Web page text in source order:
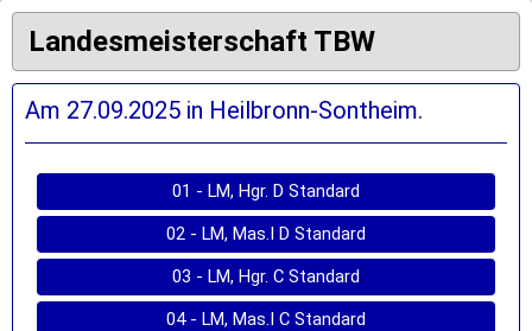
Landesmeisterschaft TBW
Am 27.09.2025 in Heilbronn-Sontheim.
01 - LM, Hgr. D Standard
02 - LM, Mas.I D Standard
03 - LM, Hgr. C Standard
04 - LM, Mas.I C Standard